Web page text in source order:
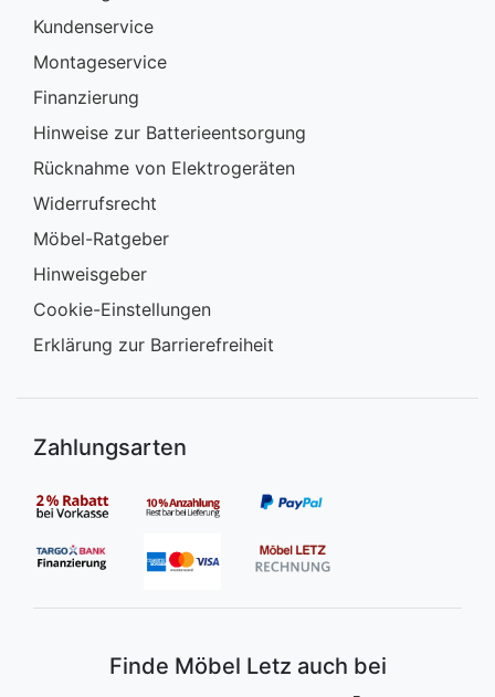
Kundenservice
Montageservice
Finanzierung
Hinweise zur Batterieentsorgung
Rücknahme von Elektrogeräten
Widerrufsrecht
Möbel-Ratgeber
Hinweisgeber
Cookie-Einstellungen
Erklärung zur Barrierefreiheit
Zahlungsarten
Finde Möbel Letz auch bei